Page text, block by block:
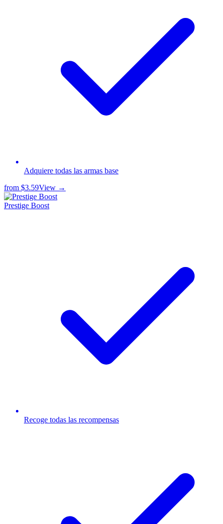
Adquiere todas las armas base
from $3.59View →
Prestige Boost
Recoge todas las recompensas